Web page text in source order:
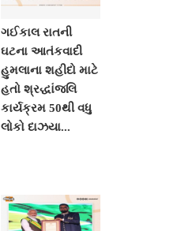
ગઈકાલ રાતની
ઘટના આતંકવાદી
હુમલાના શહીદો માટે
હતો શ્રદ્ધાંજલિ
કાર્યક્રમ 50થી વધુ
લોકો દાઝયા...